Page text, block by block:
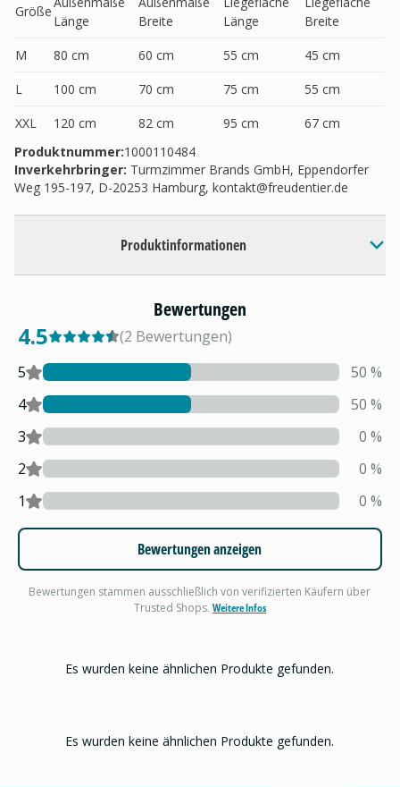
Größe
Länge
Breite
Länge
Breite
M
80 cm 60 cm 55 cm
45 cm
L
100 cm 70 cm 75 cm
55 cm
XXL
120 cm 82 cm 95 cm
67 cm
Produktnummer:1000110484
Inverkehrbringer: Turmzimmer Brands GmbH, Eppendorfer
Weg 195-197, D-20253 Hamburg, kontakt@freudentier.de
Produktinformationen
Bewertungen
4.5 (2 Bewertungen)
5
50 %
4
50 %
3
0 %
2
0 %
1
0 %
Bewertungen anzeigen
Bewertungen stammen ausschließlich von verifizierten Käufern über
Trusted Shops. Weitere Infos
Es wurden keine ähnlichen Produkte gefunden.
Es wurden keine ähnlichen Produkte gefunden.